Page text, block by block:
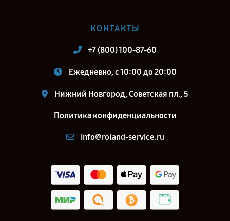
КОНТАКТЫ
+7 (800) 100-87-60
Ежедневно, с 10:00 до 20:00
Нижний Новгород, Советская пл., 5
Политика конфиденциальности
info@roland-service.ru